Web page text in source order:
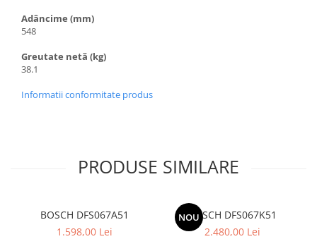
Adâncime (mm)
548
Greutate netă (kg)
38.1
Informatii conformitate produs
PRODUSE SIMILARE
BOSCH DFS067A51
1.598,00 Lei
NOUBOSCH DFS067K51
2.480,00 Lei